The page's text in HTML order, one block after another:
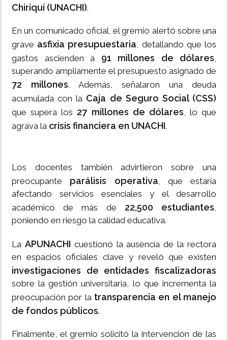
Chiriquí (UNACHI).
En un comunicado oficial, el gremio alertó sobre una
grave asfixia presupuestaria, detallando que los
gastos ascienden a 91 millones de dólares,
superando ampliamente el presupuesto asignado de
72 millones. Además, señalaron una deuda
acumulada con la Caja de Seguro Social (CSS)
que supera los 27 millones de dólares, lo que
agrava la crisis financiera en UNACHI.
Los docentes también advirtieron sobre una
preocupante parálisis operativa, que estaría
afectando servicios esenciales y el desarrollo
académico de más de 22,500 estudiantes,
poniendo en riesgo la calidad educativa.
La APUNACHI cuestionó la ausencia de la rectora
en espacios oficiales clave y reveló que existen
investigaciones de entidades fiscalizadoras
sobre la gestión universitaria, lo que incrementa la
preocupación por la transparencia en el manejo
de fondos públicos.
Finalmente, el gremio solicitó la intervención de las